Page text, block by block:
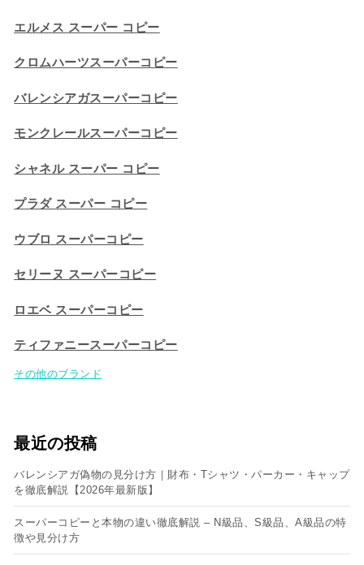
エルメス スーパー コピー
クロムハーツスーパーコピー
バレンシアガスーパーコピー
モンクレールスーパーコピー
シャネル スーパー コピー
プラダ スーパー コピー
ウブロ スーパーコピー
セリーヌ スーパーコピー​
ロエベ スーパーコピー
ティファニースーパーコピー
その他のブランド
最近の投稿
バレンシアガ偽物の見分け方｜財布・Tシャツ・パーカー・キャップ
を徹底解説【2026年最新版】
スーパーコピーと本物の違い徹底解説 – N級品、S級品、A級品の特
徴や見分け方